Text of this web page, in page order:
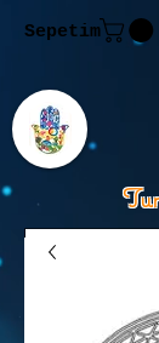
Sepetim
Kişisel